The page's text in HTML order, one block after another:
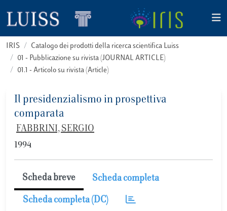
IRIS
Catalogo dei prodotti della ricerca scientifica Luiss
01 - Pubblicazione su rivista (JOURNAL ARTICLE)
01.1 - Articolo su rivista (Article)
Il presidenzialismo in prospettiva
comparata
FABBRINI, SERGIO
1994
Scheda breve Scheda completa
Scheda completa (DC)